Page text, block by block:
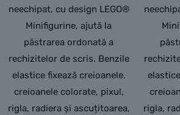
neechipat, cu design LEGO®
Minifigurine, ajută la
păstrarea ordonată a
rechizitelor de scris. Benzile
elastice fixează creioanele,
creioanele colorate, pixul,
rigla, radiera și ascuțitoarea,
rigla,